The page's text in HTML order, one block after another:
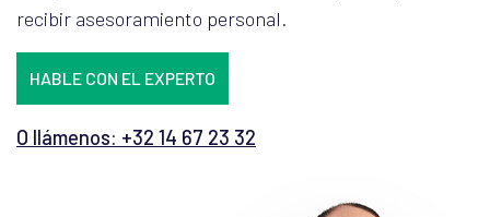
recibir asesoramiento personal.
HABLE CON EL EXPERTO
O llámenos: +32 14 67 23 32